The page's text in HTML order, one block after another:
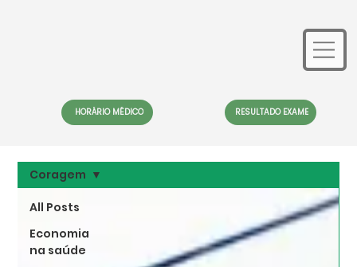
HORÁRIO MÉDICO RESULTADO EXAME
All Posts
Economia
na saúde
Coragem